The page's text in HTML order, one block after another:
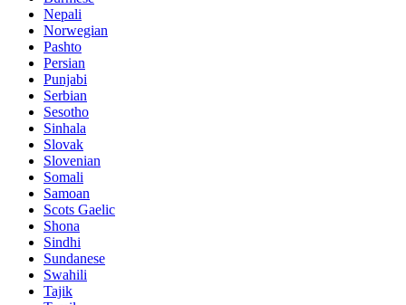
Nepali
Norwegian
Pashto
Persian
Punjabi
Serbian
Sesotho
Sinhala
Slovak
Slovenian
Somali
Samoan
Scots Gaelic
Shona
Sindhi
Sundanese
Swahili
Tajik